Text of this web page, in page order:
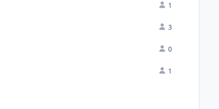
1
3
0
1